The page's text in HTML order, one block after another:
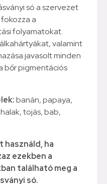
só a szervezet
a
folyamatokat.
valamint
javasolt minden
bőr pigmentációs
banán, papaya,
tojás, bab,
használd, ha
ezekben a
található meg a
só.